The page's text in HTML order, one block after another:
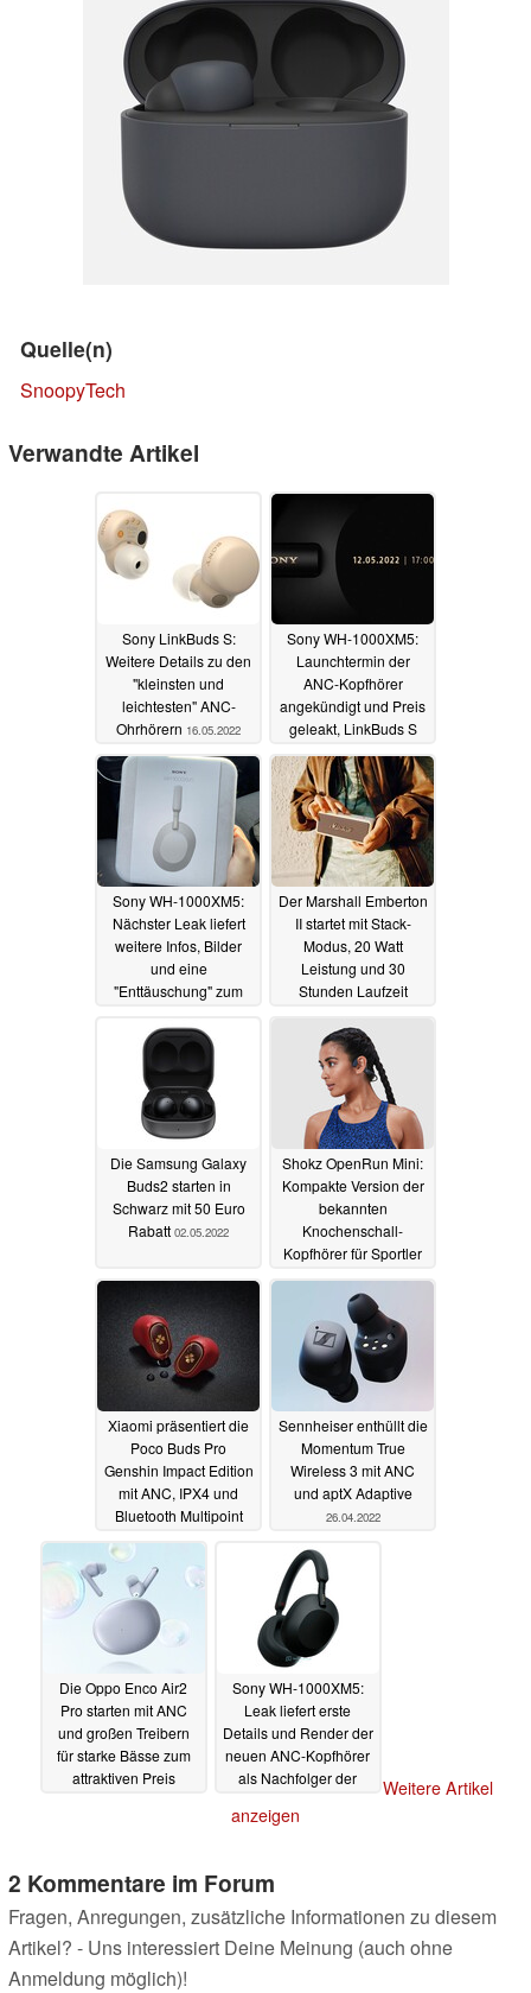
Quelle(n)
SnoopyTech
Verwandte Artikel
Sony LinkBuds S:
Weitere Details zu den
"kleinsten und
leichtesten" ANC-
Ohrhörern 16.05.2022
Sony WH-1000XM5:
Launchtermin der
ANC-Kopfhörer
angekündigt und Preis
geleakt, LinkBuds S
06.05.2022
Sony WH-1000XM5:
Nächster Leak liefert
weitere Infos, Bilder
und eine
"Enttäuschung" zum
Nachfolger04.05.2022
Der Marshall Emberton
II startet mit Stack-
Modus, 20 Watt
Leistung und 30
Stunden Laufzeit
03.05.2022
Die Samsung Galaxy
Buds2 starten in
Schwarz mit 50 Euro
Rabatt 02.05.2022
Shokz OpenRun Mini:
Kompakte Version der
bekannten
Knochenschall-
Kopfhörer für Sportler
Kopfumfang28.04.2022
Xiaomi präsentiert die
Poco Buds Pro
Genshin Impact Edition
mit ANC, IPX4 und
Bluetooth Multipoint
26.04.2022
Sennheiser enthüllt die
Momentum True
Wireless 3 mit ANC
und aptX Adaptive
26.04.2022
Die Oppo Enco Air2
Pro starten mit ANC
und großen Treibern
für starke Bässe zum
attraktiven Preis
Sony WH-1000XM5:
Leak liefert erste
Details und Render der
neuen ANC-Kopfhörer
als Nachfolger der
22.04.2022
Weitere Artikel
anzeigen
2 Kommentare im Forum
Fragen, Anregungen, zusätzliche Informationen zu diesem
Artikel? - Uns interessiert Deine Meinung (auch ohne
Anmeldung möglich)!